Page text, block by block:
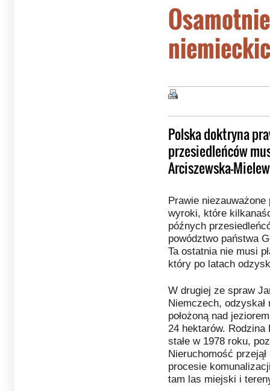
Polska doktryna
przesiedleńców
Arciszewska-
Prawie
wyroki, które
późnych
powództwo państwa
Ta ostatnia nie musi
który po latach
W drugiej ze spraw
Niemczech,
położoną nad
24 hektarów. Rodzina
stałe w 1978 roku,
Nieruchomość
procesie
tam las miejski i